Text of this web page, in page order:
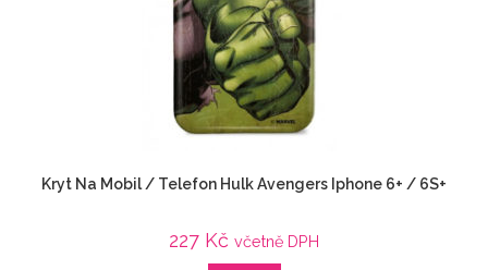
Kryt Na Mobil / Telefon Hulk Avengers Iphone 6+ / 6S+
227 Kč včetně DPH